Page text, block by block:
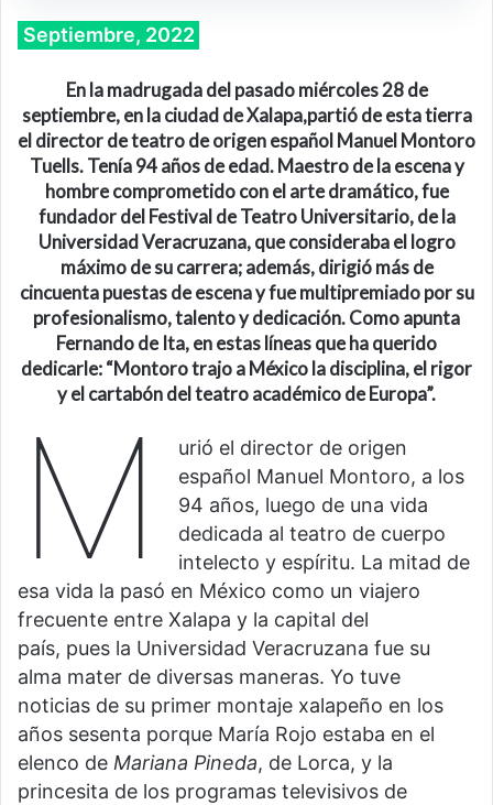
Septiembre, 2022
En la madrugada del pasadomiércoles 28de
septiembre,en la ciudad de Xalapa,partió de esta tierra
el director de teatro de origen español Manuel Montoro
Tuells. Tenía 94 años de edad. Maestro de la escena y
hombre comprometido con el arte dramático, fue
fundador del Festival de Teatro Universitario, de la
Universidad Veracruzana, que consideraba el logro
máximo de su carrera; además,dirigió más de
cincuentapuestas de escena y fue multipremiado por su
profesionalismo, talento y dedicación.Como apunta
Fernando de Ita, en estas líneas que ha querido
dedicarle: “Montoro trajo a México la disciplina, el rigor
y el cartabón del teatro académico de Europa”.
M
urió el director de origen
español Manuel Montoro, a los
94 años, luego de una vida
dedicada al teatro de cuerpo
intelecto y espíritu. La mitad de
esa vida la pasó en México como un viajero
frecuente entre Xalapa y la capital del
país, pues la Universidad Veracruzana fue su
alma mater de diversas maneras. Yo tuve
noticias de su primer montaje xalapeño en los
años sesenta porque María Rojo estaba en el
elenco de Mariana Pineda, de Lorca, y la
princesita de los programas televisivos de